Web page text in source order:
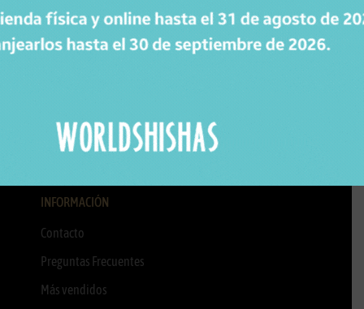
INFORMACIÓN
Contacto
Preguntas Frecuentes
Más vendidos